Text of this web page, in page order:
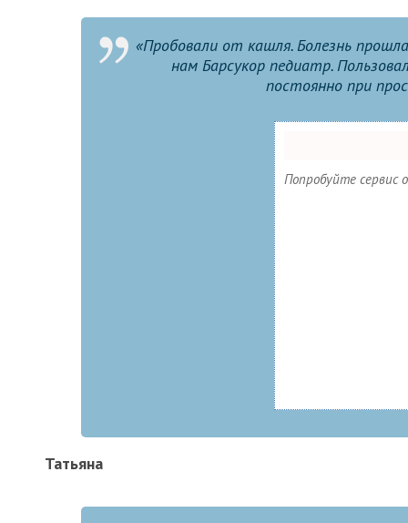
«Пробовали от кашля. Болезнь
нам Барсукор педиатр.
постоянно при
Попробуйте сервис
Татьяна